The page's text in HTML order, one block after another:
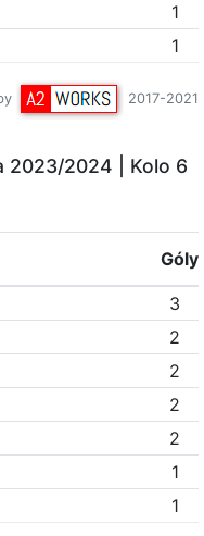
1
1
2017-2021
2023/2024 | Kolo 6
Góly
3
2
2
2
2
1
1